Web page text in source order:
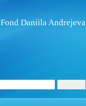
Fond Daniila Andrejeva